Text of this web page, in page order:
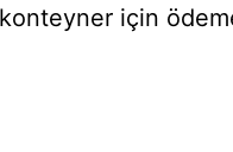
için